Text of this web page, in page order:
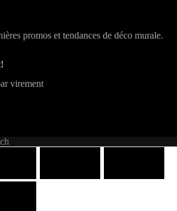
promos et tendances de déco murale.
virement